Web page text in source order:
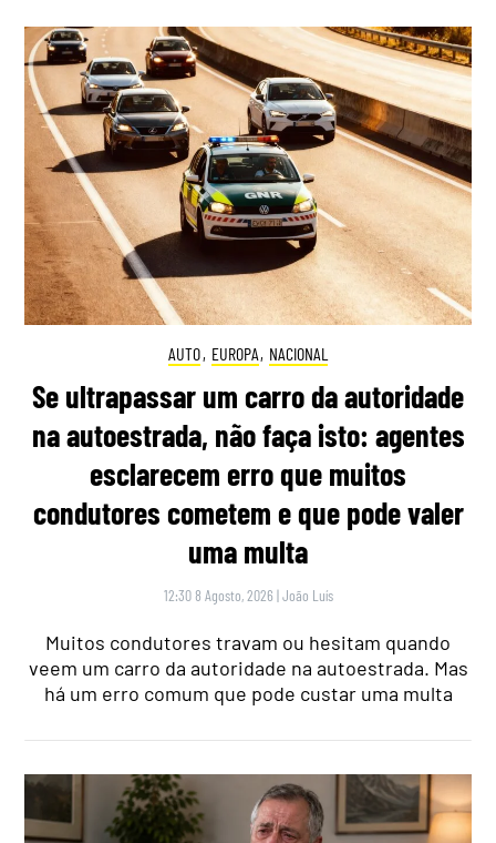
AUTO, EUROPA, NACIONAL
Se ultrapassar um carro da autoridade
na autoestrada, não faça isto: agentes
esclarecem erro que muitos
condutores cometem e que pode valer
uma multa
12:30 8 Agosto, 2026 |João Luís
Muitos condutores travam ou hesitam quando
veem um carro da autoridade na autoestrada. Mas
há um erro comum que pode custar uma multa